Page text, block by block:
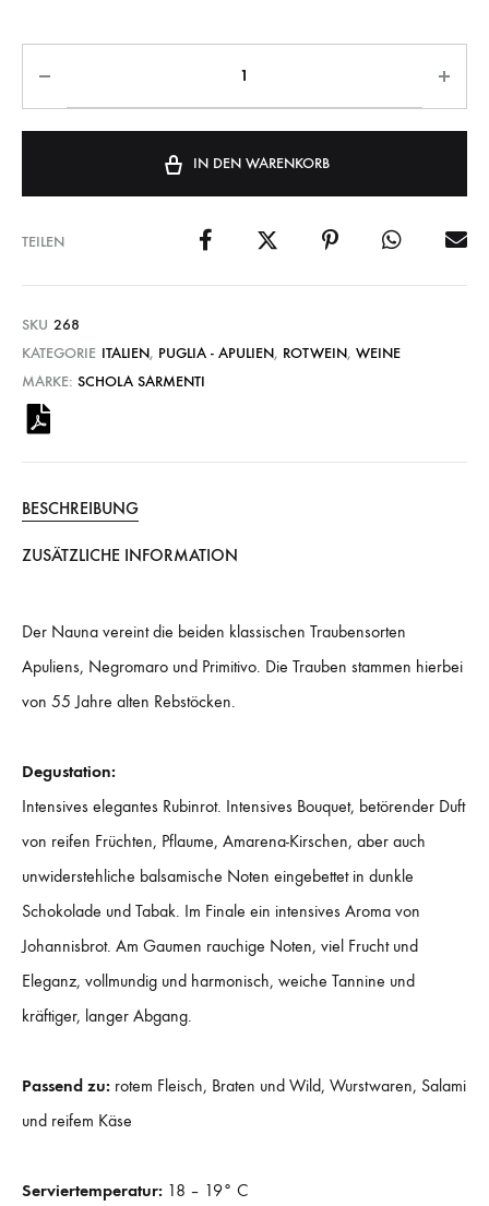
IN DEN WARENKORB
TEILEN
SKU 268
KATEGORIE ITALIEN, PUGLIA - APULIEN, ROTWEIN, WEINE
MARKE: SCHOLA SARMENTI
BESCHREIBUNG
ZUSÄTZLICHE INFORMATION
Der Nauna vereint die beiden klassischen Traubensorten
Apuliens, Negromaro und Primitivo. Die Trauben stammen hierbei
von 55 Jahre alten Rebstöcken.
Degustation:
Intensives elegantes Rubinrot. Intensives Bouquet, betörender Duft
von reifen Früchten, Pflaume, Amarena-Kirschen, aber auch
unwiderstehliche balsamische Noten eingebettet in dunkle
Schokolade und Tabak. Im Finale ein intensives Aroma von
Johannisbrot. Am Gaumen rauchige Noten, viel Frucht und
Eleganz, vollmundig und harmonisch, weiche Tannine und
kräftiger, langer Abgang.
Passend zu: rotem Fleisch, Braten und Wild, Wurstwaren, Salami
und reifem Käse
Serviertemperatur: 18 – 19° C